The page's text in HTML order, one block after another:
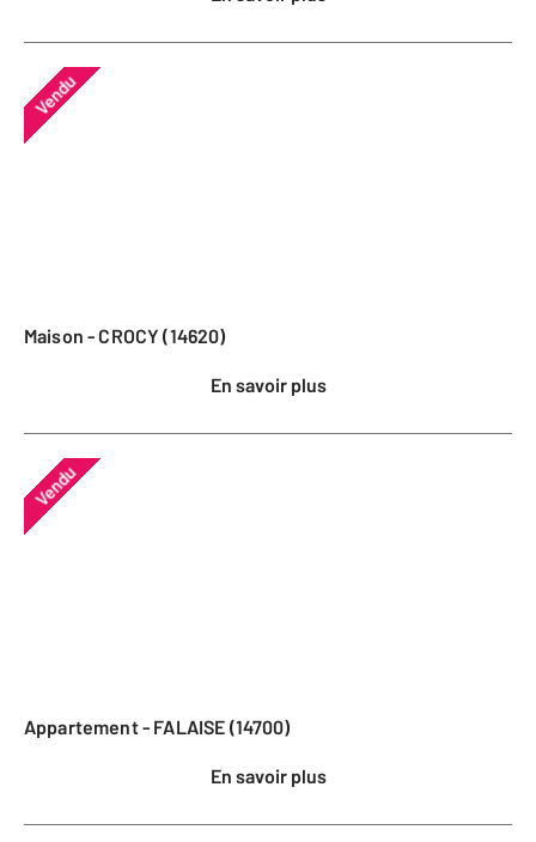
Vendu
Maison - CROCY (14620)
En savoir plus
Vendu
Appartement - FALAISE (14700)
En savoir plus